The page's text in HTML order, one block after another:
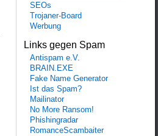
SEOs
Trojaner-Board
Werbung
Links gegen Spam
Antispam e.V.
BRAIN.EXE
Fake Name Generator
Ist das Spam?
Mailinator
No More Ransom!
Phishingradar
RomanceScambaiter